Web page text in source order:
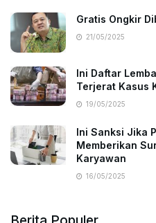
Gratis Ongkir
21/05/2025
Ini Daftar
Terjerat Kasus
19/05/2025
Ini Sanksi Jika
Memberikan
Karyawan
16/05/2025